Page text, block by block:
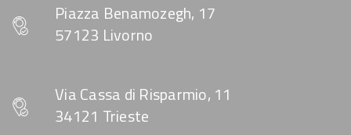
Piazza Benamozegh, 17
57123 Livorno
Via Cassa di Risparmio, 11
34121 Trieste